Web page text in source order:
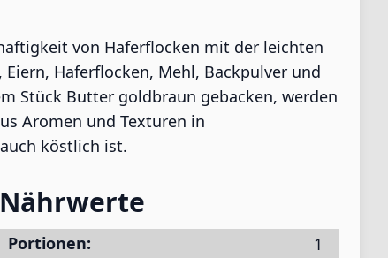
von Haferflocken mit der leichten
Haferflocken, Mehl, Backpulver und
Stück Butter goldbraun gebacken, werden
Aromen und Texturen in
köstlich ist.
Nährwerte
Portionen: